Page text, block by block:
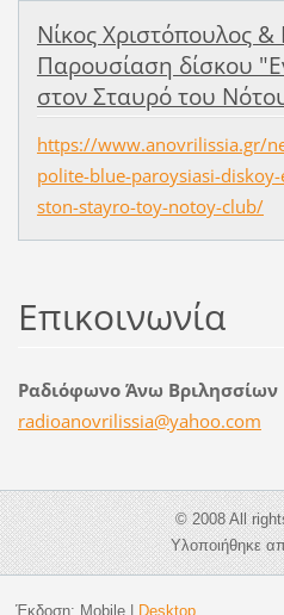
Νίκος Χριστόπουλος
Παρουσίαση δίσκου
στον Σταυρό του
https://www.anovrilissia.gr/
polite-blue-paroysiasi-
ston-stayro-toy-notoy-club/
Επικοινωνία
Ραδιόφωνο Άνω Βριλησσίων
radioanovrilissia@yahoo.com
© 2008 All
Υλοποιήθηκε
Έκδοση: Mobile| Desktop